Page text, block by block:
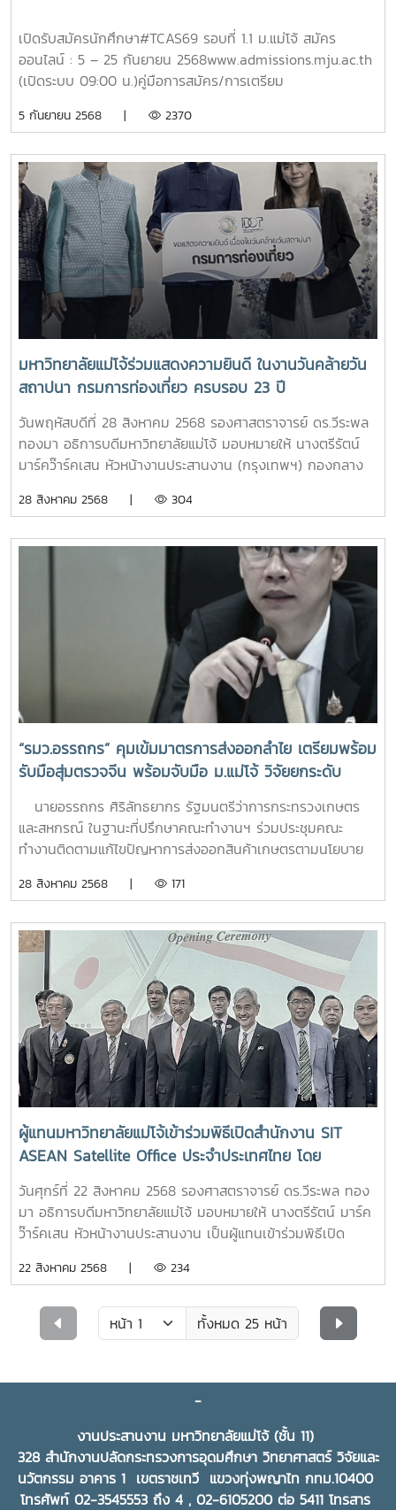
การเกษตร 3.นายมรรยาท กาศวิราช ตำแหน่ง ผู้ปฏิบัติงานการ
เกษตร สังกัด สำนักงานคณบดีมหาวิทยาลัยแม่โจ้ - แพร่
เฉลิมพระเกียรติ 4.นางพินธรา สำราญสกุล ตำแหน่ง ผู้ปฏิบัติ
งานวิทยาศาสตร์ สังกัดงาน กองบริหารงานบริการวิชาการ
สำนักวิจัยและส่งเสริมวิชาการการเกษตร 5.นายวินัย อุปนันท์
ตำแหน่ง พนักงานขับรถ สังกัด กองพัฒนานักศึกษา สำนักงาน
มหาวิทยาลัย 6.นายดวงจันทร์ ด้วงไม้ ตำแหน่ง ผู้ปฏิบัติงานการ
เกษตร สังกัด กองกายภาพและสิ่งแวดล้อม สำนักงาน
มหาวิทยาลัย โอกาสนี้ รองศาสตราจารย์ ดร.ธีรนุช เจริญกิจ เป็น
ผู้แทนผู้เกษียณอายุกล่าวแสดงความรู้สึก โดยมี ผู้บริหาร
คณาจารย์ บุคลากรในสังกัด ร่วมแสดงกตเวทิตาจิตอย่างอบอุ่น
ณ ศูนย์กีฬาเฉลิมพระเกียรติ มหาวิทยาลัยแม่โจ้
ปริญญา คอร์สเรียนภาษาจีนระยะสั้น หลักสูตร INTENSE
Program ทุนการศึกษา (รัฐบาล & มหาวิทยาลัย) ข้อมูลการสอบ
ภาษาจีน TOCFL (ยื่นทุน สมัครเรียนหรือสมัครงาน) กิจกรรม
เรียนกับรุ่นพี่นักศึกษาไทยที่กำลังศึกษาและเคยศึกษาที่ไต้หวัน
การสมัครตำแหน่งงานในไต้หวันให้กับนักเรียน นักศึกษา และผู้ที่
สนใจข่าว / ภาพ : งานประสานงาน (กรุงเทพฯ) กอง
กลางytjyjr
เปิดรับสมัครนักศึกษา#TCAS69 รอบที่ 1.1 ม.แม่โจ้ สมัคร
ออนไลน์ : 5 – 25 กันยายน 2568www.admissions.mju.ac.th
(เปิดระบบ 09:00 น.)คู่มือการสมัคร/การเตรียม
ฟอร์มการตรวจร่างกายและใบวัดความรู้เบื้องต้น จะสามารถ
กำลังศึกษา หรือสำเร็จการศึกษา ระดับ ม.6, ปวช., กศน., GED
หรือเทียบเท่า จำนวน 61 สาขาวิชา รับตรง PORTFOLIO
:https://admissions.mju.ac.th/FileAnnouncement/193.pdf
โควตาครูแนะแนว
:https://admissions.mju.ac.th/FileAnnouncement/195.pdf
หลักสูตร 4 ปีเทียบเข้าเรียน / ต่อเนื่อง 2 ปี รับผู้กำลังศึกษา
หรือสำเร็จการศึกษา ระดับ ปวส., อนุปริญญา หรือเทียบเท่า
จำนวน 27 สาขาวิชา รับตรง PORTFOLIO
:https://admissions.mju.ac.th/FileAnnouncement/194.pdf
โควตาครูแนะแนว
:https://admissions.mju.ac.th/FileAnnouncement/196.pdf
ขั้นตอนการสมัคร สมัครออนไลน์ : 5 – 25 ก.ย. 2568 ชำระเงิน
ค่าสมัคร : ภายใน 3 วัน อัปโหลดเอกสาร + แฟ้มสะสมผลงาน
ภายใน 29 ก.ย. 2568 ไม่มีสอบข้อเขียน/สัมภาษณ์ พิจารณาผล
การเรียน + แฟ้มสะสมผลงาน (บางสาขา)ประกาศผล : 15 ต.ค.
:https://admissions.mju.ac.th/ApplyManual.aspx อัตราค่า
เทอม):https://admissions.mju.ac.th/FileDownload/68/
เพจ:https://www.facebook.com/MJUAdmission 0-5387-
3460 หรือ 06-5959-2477 (ในวันจันทร์-ศุกร์ เวลา 09.00-
17.00 น.)#รับสมัครนักศึกษาปีการ
ศึกษา2569#TCAS69#Dek69#รับ
ตรง#รอบPortfolio#มหาวิทยาลัยแม่โจ้#MJU#MJU91#เรียนต่อ
5 กันยายน 2568 | 2370
มหาวิทยาลัยแม่โจ้ร่วมแสดงความยินดี ในงานวันคล้ายวัน
สถาปนา กรมการท่องเที่ยว ครบรอบ 23 ปี
วันพฤหัสบดีที่ 28 สิงหาคม 2568 รองศาสตราจารย์ ดร.วีระพล
ทองมา อธิการบดีมหาวิทยาลัยแม่โจ้ มอบหมายให้ นางตรีรัตน์
มาร์คว๊าร์คเสน หัวหน้างานประสานงาน (กรุงเทพฯ) กองกลาง
สถาปนา กรมการท่องเที่ยว ในโอกาสครบรอบ 23 ปี ณ กรมการ
ประศาสนภักดี กรุงเทพฯ
28 สิงหาคม 2568 | 304
“รมว.อรรถกร” คุมเข้มมาตรการส่งออกลำไย เตรียมพร้อม
รับมือสุ่มตรวจจีน พร้อมจับมือ ม.แม่โจ้ วิจัยยกระดับ
คุณภาพ สร้างความเชื่อมั่นคู่ค้า
นายอรรถกร ศิริลัทธยากร รัฐมนตรีว่าการกระทรวงเกษตร
และสหกรณ์ ในฐานะที่ปรึกษาคณะทำงานฯ ร่วมประชุมคณะ
ทำงานติดตามแก้ไขปัญหาการส่งออกสินค้าเกษตรตามนโยบาย
ณ ห้องประชุมกระทรวงเกษตรและสหกรณ์ (134) โดยมี นายวิณะ
สงวนวงศ์ ผู้ตรวจราชการกระทรวงเกษตรและสหกรณ์ (ในฐานะ
ประธานคณะทำงานฯ) ตลอดจนหน่วยงานที่เกี่ยวข้อง ได้แก่ กรม
วิชาการเกษตร กรมส่งเสริมการเกษตร กรมพัฒนาที่ดิน
สำนักงานมาตรฐานสินค้าเกษตรและอาหารแห่งชาติ สำนักงาน
เศรษฐกิจการเกษตร สำนักการเกษตรต่างประเทศ และสำนักแผน
งานและโครงการพิเศษ สำนักงานปลัดกระทรวงเกษตรและ
สหกรณ์ ร่วมพิจารณาแนวทางดำเนินงานตามมาตรการส่งออก
สินค้าลำไยไปยังสาธารณรัฐประชาชนจีน พร้อมทั้งการยกระดับ
มาตรการตรวจสอบการตกค้างของสารซัลเฟอร์ไดออกไซด์ใน
ลำไยทั้งผล ซึ่งกระทรวงเกษตรฯ โดยกรมวิชาการเกษตร ร่วมกับ
สำนักงานมาตรฐานสินค้าเกษตรและอาหารแห่งชาติ และ
มหาวิทยาลัยแม่โจ้ เตรียมศึกษาและวิจัยแนวทางการผลิตและการ
รักษาคุณภาพลำไยทั้งผลสำหรับการส่งออก เพื่อยกระดับ
มาตรฐานลำไยไทยและสร้างความเชื่อมั่นให้แก่ประเทศคู่ค้าตาม
มาตรการส่งออก “สำหรับสถานการณ์การสุ่มตรวจ
มาตรการ กระทรวงเกษตรฯ และหน่วยงานในสังกัดที่เกี่ยวข้องมี
โดยการศึกษาและวางแผนแนวทางการในรับมือกับสถานการณ์ดัง
กล่าว ซึ่งมีการบูรณาการทำงานร่วมกับมหาวิทยาลัยแม่โจ้ในการ
ส่งออกสินค้า เพื่อหาแนวทางการผลิตและรักษาคุณภาพลำไย
ใหม่ๆ ที่ส่งผลดีต่อเกษตรกร และผู้ประกอบการส่งออกลำไยให้ได้
รับผลกระทบน้อยที่สุด” นายอรรถกร กล่าว ทั้งนี้ ที่
ประชุมได้หารือแนวทางการเจรจาทางการค้ากับทางการจีนใน
อนาคตเพิ่มเติมอีกด้วยข่าว : กระทรวงเกษตรและ
สหกรณ์https://www.thaigov.go.th/news/contents/details/
28 สิงหาคม 2568 | 171
ผู้แทนมหาวิทยาลัยแม่โจ้เข้าร่วมพิธีเปิดสำนักงาน SIT
ASEAN Satellite Office ประจำประเทศไทย โดย
Shibaura Institute of Technology ประเทศญี่ปุ่น
วันศุกร์ที่ 22 สิงหาคม 2568 รองศาสตราจารย์ ดร.วีระพล ทอง
มา อธิการบดีมหาวิทยาลัยแม่โจ้ มอบหมายให้ นางตรีรัตน์ มาร์ค
ว๊าร์คเสน หัวหน้างานประสานงาน เป็นผู้แทนเข้าร่วมพิธีเปิด
โดย Shibaura Institute of Technology ประเทศญี่ปุ่น โดยมี
พันธมิตรต่างๆทั่วภูมิภาคอาเซียน ณ KX Building
(Knowledge Xchange for Innovation) กรุงเทพฯ
22 สิงหาคม 2568 | 234
ทั้งหมด 25 หน้า
-
งานประสานงาน มหาวิทยาลัยแม่โจ้ (ชั้น 11)
328 สำนักงานปลัดกระทรวงการอุดมศึกษา วิทยาศาสตร์ วิจัยและ
นวัตกรรม อาคาร 1 เขตราชเทวี แขวงทุ่งพญาไท กทม.10400
โทรศัพท์ 02-3545553 ถึง 4 , 02-6105200 ต่อ 5411 โทรสาร